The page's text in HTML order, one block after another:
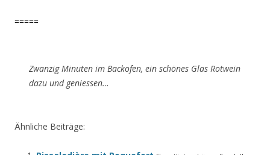
=====
Zwanzig Minuten im Backofen, ein schönes Glas Rotwein
dazu und geniessen…
Ähnliche Beiträge: